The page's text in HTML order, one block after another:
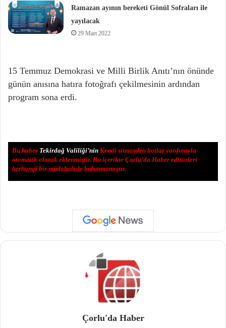
Ramazan ayının bereketi Gönül Sofraları ile
yayılacak
29 Mart 2022
15 Temmuz Demokrasi ve Milli Birlik Anıtı’nın önünde
günün anısına hatıra fotoğrafı çekilmesinin ardından
program sona erdi.
Bu haber Tekirdağ Valiliği’ninKendi sitesinden botlar yardımıyla
otomatik olarak eklenmiştir. Bu içerikte Çorlu’da Haber editörleri
herhangi bir müdahalede bulunmamıştır.
Çorlu'da Haber